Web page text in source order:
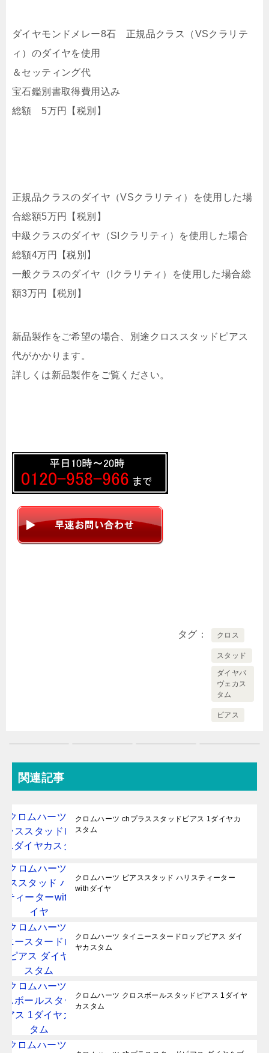
ダイヤモンドメレー8石 正規品クラス（VSクラリテ
ィ）のダイヤを使用
＆セッティング代
宝石鑑別書取得費用込み
総額 5万円【税別】
正規品クラスのダイヤ（VSクラリティ）を使用した場
合総額5万円【税別】
中級クラスのダイヤ（SIクラリティ）を使用した場合
総額4万円【税別】
一般クラスのダイヤ（Iクラリティ）を使用した場合総
額3万円【税別】
新品製作をご希望の場合、別途クロススタッドピアス
代がかかります。
詳しくは新品製作をご覧ください。
タグ クロス
スタッド
ダイヤパ
ヴェカス
タム
ピアス
関連記事
クロムハーツ chプラススタッドピアス 1ダイヤカ
スタム
クロムハーツ ピアススタッド ハリスティーター
withダイヤ
クロムハーツ タイニースタードロップピアス ダイ
ヤカスタム
クロムハーツ クロスボールスタッドピアス 1ダイヤ
カスタム